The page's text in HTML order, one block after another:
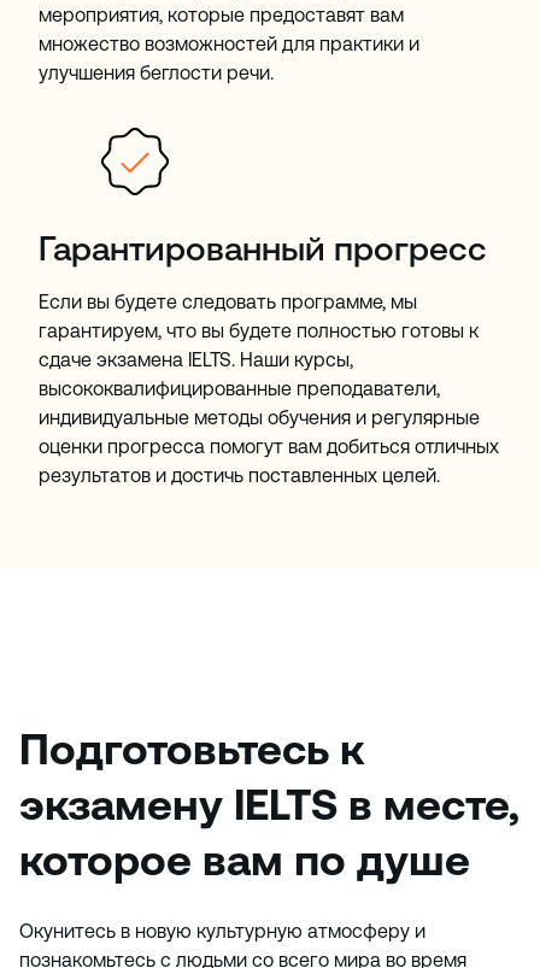
мероприятия, которые предоставят вам
множество возможностей для практики и
улучшения беглости речи.
Гарантированный прогресс
Если вы будете следовать программе, мы
гарантируем, что вы будете полностью готовы к
сдаче экзамена IELTS. Наши курсы,
высококвалифицированные преподаватели,
индивидуальные методы обучения и регулярные
оценки прогресса помогут вам добиться отличных
результатов и достичь поставленных целей.
Подготовьтесь к
экзамену IELTS в месте,
которое вам по душе
Окунитесь в новую культурную атмосферу и
познакомьтесь с людьми со всего мира во время